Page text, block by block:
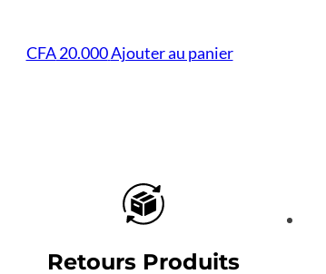
CFA20.000Ajouter au panier
Retours Produits